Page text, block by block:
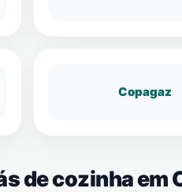
Copagaz
de cozinha em